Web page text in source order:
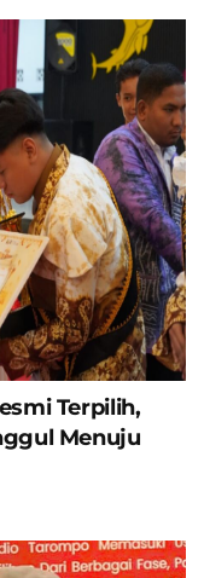
Terpilih,
Menuju